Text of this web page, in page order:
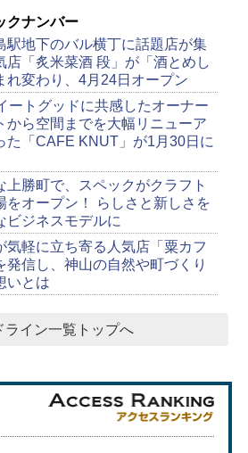
ナンバー
駅地下のバル横丁に話題店が集
店「炙米菜酒 段」が「酒とめし
れ変わり、4月24日オープン
ートグッドに共感したオーナー
から空間までを大幅リニューア
た「CAFE KNUT」が1月30日に
上勝町で、スペックがクラフト
をオープン！ らしさと新しさを
ビジネスモデルに
気軽に立ち寄る人気店「粟カフ
発信し、神山の自然や町づくり
いとは
ライン一覧トップへ